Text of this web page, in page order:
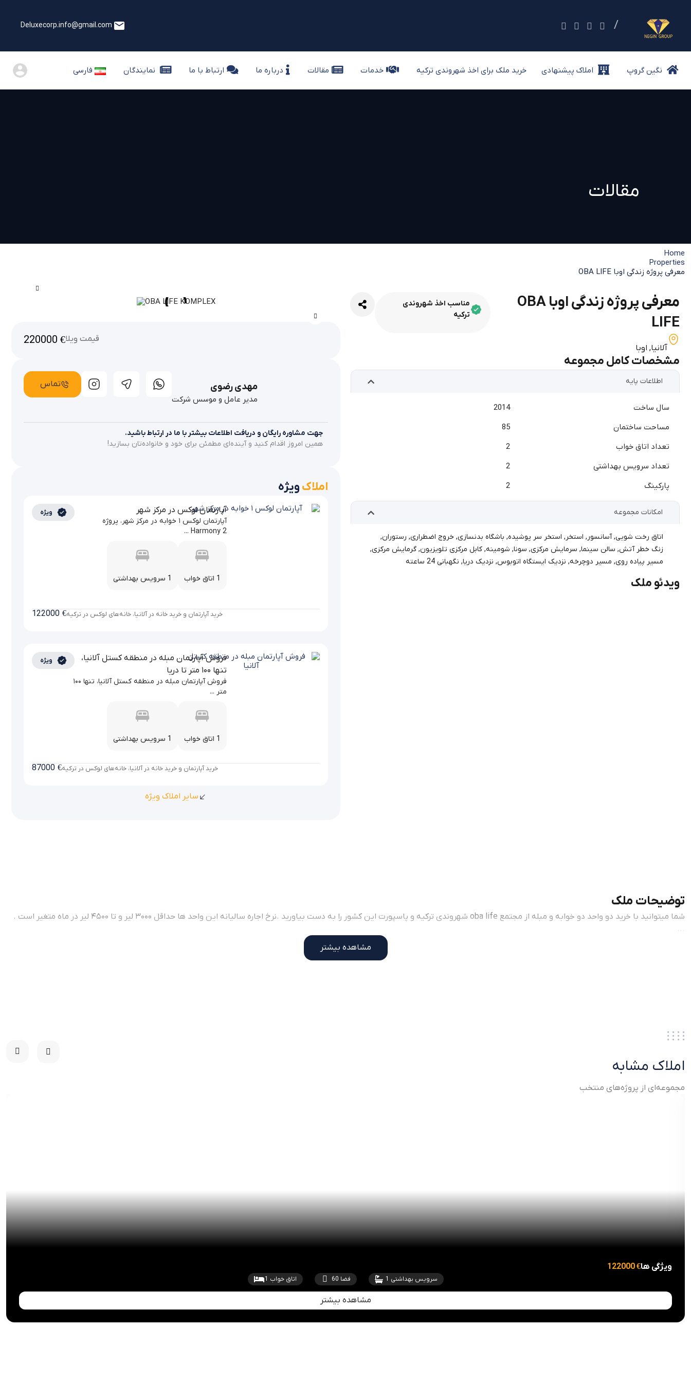
نگین گروپ املاک پیشنهادی خرید ملک برای اخذ شهروندی ترکیه خدمات مقالات درباره ما ارتباط با ما نمایندگان فارسی
Deluxecorp.info@gmail.com
نگین گروپ املاک پیشنهادی خرید ملک برای اخذ شهروندی ترکیه خدمات مقالات درباره ما ارتباط با ما نمایندگان فارسی
مقالات
Home
Properties
معرفی پروژه زندگی اوبا OBA LIFE
مناسب اخذ شهروندی
ترکیه
معرفی پروژه زندگی اوبا OBA
LIFE
آلانیا, اوبا
مشخصات کامل مجموعه
اطلاعات پایه
سال ساخت
2014
مساحت ساختمان
85
تعداد اتاق خواب
2
تعداد سرویس بهداشتی
2
پارکینگ
2
امکانات مجموعه
اتاق رخت شویی,آسانسور, استخر, استخر سر پوشیده, باشگاه بدنسازی, خروج اضطراری, رستوران,
زنگ خطر آتش, سالن سینما, سرمایش مرکزی, سونا, شومینه, کابل مرکزی تلویزیون, گرمایش مرکزی,
مسیر پیاده روی, مسیر دوچرخه, نزدیک ایستگاه اتوبوس, نزدیک دریا, نگهبانی 24 ساعته
ویدئو ملک
Ads
€
220000 قیمت ویلا
تماس مهدی رضوی
مدیر عامل و موسس شرکت
جهت مشاوره رایگان و دریافت اطلاعات بیشتر با ما در ارتباط باشید.
همین امروز اقدام کنید و آینده‌ای مطمئن برای خود و خانواده‌تان بسازید!
املاک ویژه
آپارتمان لوکس در مرکز شهر
آپارتمان لوکس ۱ خوابه در مرکز شهر، پروژه
Harmony 2 ...
1 اتاق خواب 1 سرویس بهداشتی
ویژه
€
122000 خرید آپارتمان و خرید خانه در آلانیا، خانه‌های لوکس در ترکیه
فروش آپارتمان مبله در منطقه کستل آلانیا،
تنها ۱۰۰ متر تا دریا
فروش آپارتمان مبله در منطقه کستل آلانیا، تنها ۱۰۰
متر ...
1 اتاق خواب 1 سرویس بهداشتی
ویژه
€
87000 خرید آپارتمان و خرید خانه در آلانیا، خانه‌های لوکس در ترکیه
سایر املاک ویژه
توضیحات ملک
شما میتوانید با خرید دو واحد دو خوابه و مبله از مجتمع oba life شهروندی ترکیه و پاسپورت این کشور را به دست بیاورید .نرخ اجاره سالیانه این واحد ها حداقل ۳۰۰۰ لیر و تا ۴۵۰۰ لیر در ماه متغیر است .
...
مشاهده بیشتر
املاک مشابه
مجموعه‌ای از پروژه‌های منتخب
ویژگی ها122000 €
اتاق خواب 1 فضا 60 سرویس بهداشتی 1
مشاهده بیشتر